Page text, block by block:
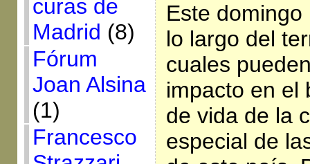
curas de
Madrid (8)
Fórum
Joan Alsina
(1)
Francesco
Este
lo largo del
cuales
impacto en el
de vida de la
especial de